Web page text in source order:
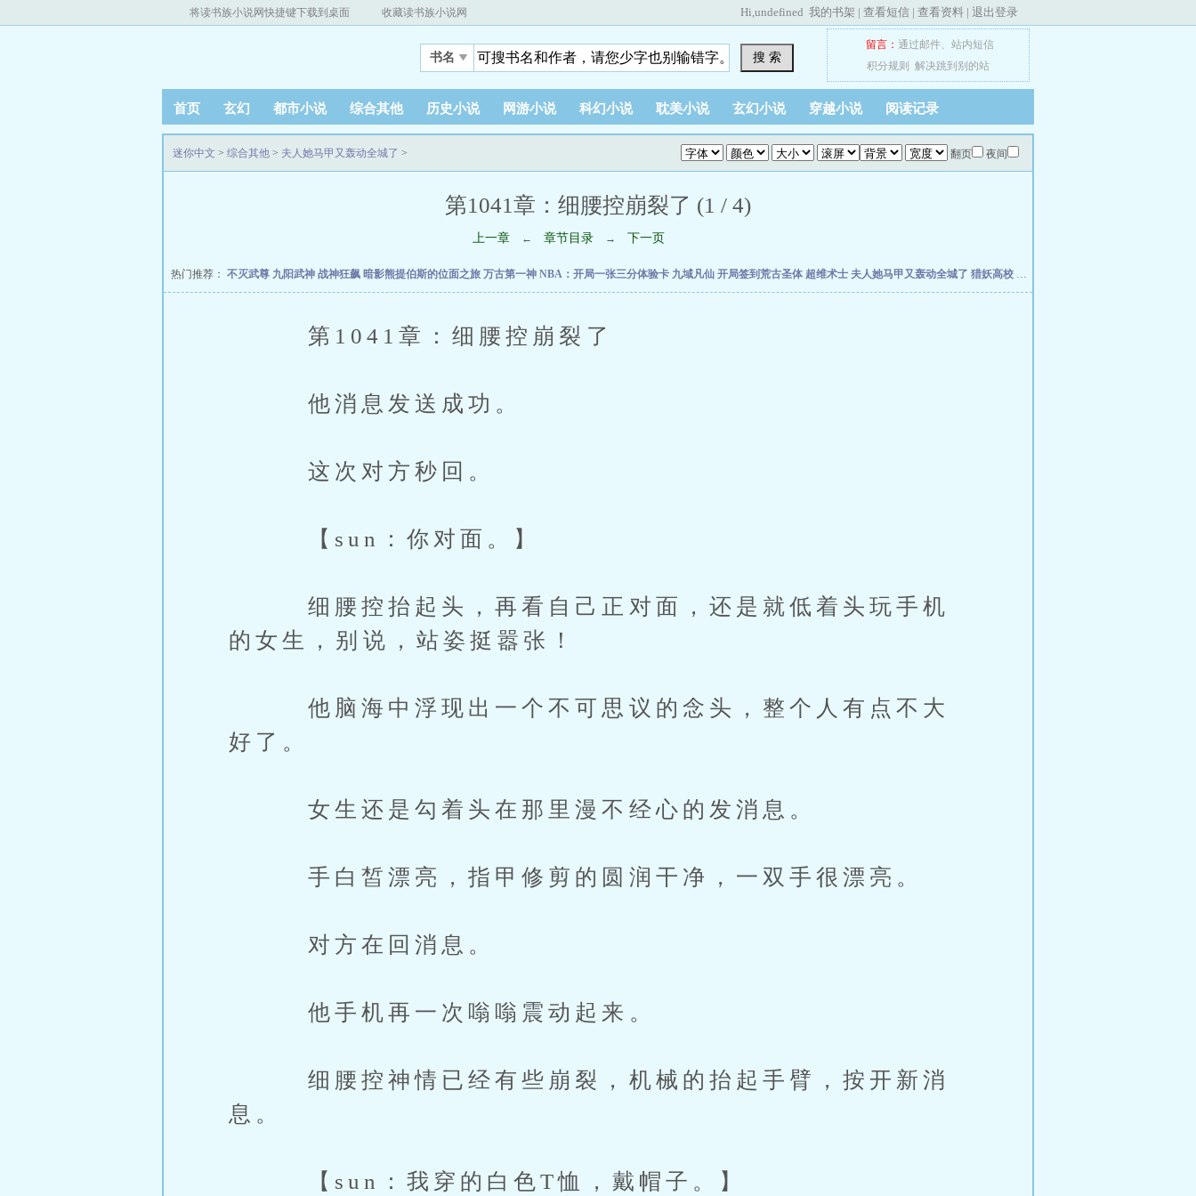
将读书族小说网快捷键下载到桌面 收藏读书族小说网 Hi,undefined 我的书架 | 查看短信 | 查看资料 | 退出登录
书名 搜 索
留言： 通过邮件、 站内短信
积分规则
解决跳到别的站
首页 玄幻 都市小说 综合其他 历史小说 网游小说 科幻小说 耽美小说 玄幻小说 穿越小说 阅读记录
翻页 夜间
迷你中文 > 综合其他 > 夫人她马甲又轰动全城了 >
第1041章：细腰控崩裂了 (1 / 4)
上一章 ← 章节目录 → 下一页
热门推荐： 不灭武尊 九阳武神 战神狂飙 暗影熊提伯斯的位面之旅 万古第一神 NBA：开局一张三分体验卡 九域凡仙 开局签到荒古圣体 超维术士 夫人她马甲又轰动全城了 猎妖高校 灰烬领主
第1041章：细腰控崩裂了
他消息发送成功。
这次对方秒回。
【sun：你对面。】
细腰控抬起头，再看自己正对面，还是就低着头玩手机
的女生，别说，站姿挺嚣张！
他脑海中浮现出一个不可思议的念头，整个人有点不大
好了。
女生还是勾着头在那里漫不经心的发消息。
手白皙漂亮，指甲修剪的圆润干净，一双手很漂亮。
对方在回消息。
他手机再一次嗡嗡震动起来。
细腰控神情已经有些崩裂，机械的抬起手臂，按开新消
息。
【sun：我穿的白色T恤，戴帽子。】